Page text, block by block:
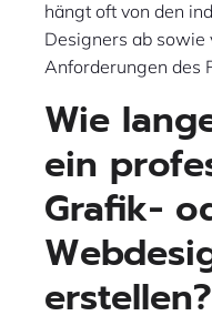
hängt oft von den
Designers ab sowie
Anforderungen des
Wie
ein
Grafik-
erstellen?